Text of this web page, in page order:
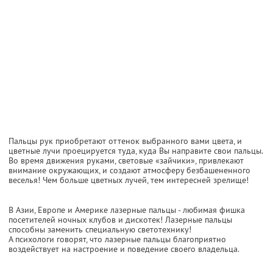
Пальцы рук приобретают оттенок выбранного вами цвета, и
цветные лучи проецируется туда, куда Вы направите свои пальцы.
Во время движения руками, световые «зайчики», привлекают
внимание окружающих, и создают атмосферу безбашененного
веселья! Чем больше цветных лучей, тем интересней зрелище!
В Азии, Европе и Америке лазерные пальцы - любимая фишка
посетителей ночных клубов и дискотек! Лазерные пальцы
способны заменить специальную светотехнику!
А психологи говорят, что лазерные пальцы благоприятно
воздействует на настроение и поведение своего владельца.